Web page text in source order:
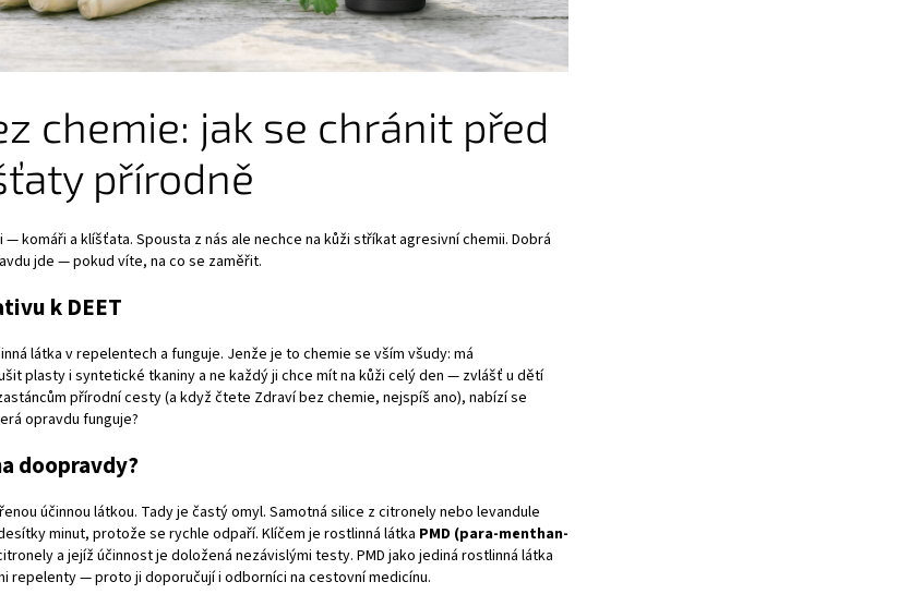
chemie: jak se chránit před
přírodně
komáři a klíšťata. Spousta z nás ale nechce na kůži stříkat agresivní chemii. Dobrá
jde — pokud víte, na co se zaměřit.
k DEET
látka v repelentech a funguje. Jenže je to chemie se vším všudy: má
plasty i syntetické tkaniny a ne každý ji chce mít na kůži celý den — zvlášť u dětí
přírodní cesty (a když čtete Zdraví bez chemie, nejspíš ano), nabízí se
opravdu funguje?
doopravdy?
účinnou látkou. Tady je častý omyl. Samotná silice z citronely nebo levandule
minut, protože se rychle odpaří. Klíčem je rostlinná látka PMD (para-menthan-
a jejíž účinnost je doložená nezávislými testy. PMD jako jediná rostlinná látka
repelenty — proto ji doporučují i odborníci na cestovní medicínu.